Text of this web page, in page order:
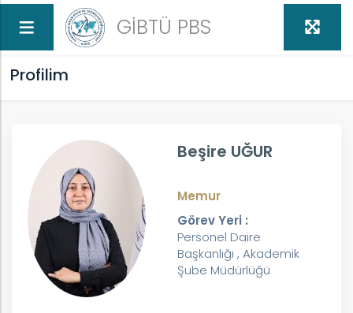
GİBTÜ PBS
Profilim
Beşire UĞUR
Memur
Görev Yeri :
Personel Daire
Başkanlığı , Akademik
Şube Müdürlüğü